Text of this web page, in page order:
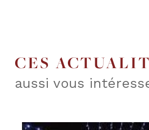
CES
aussi vous